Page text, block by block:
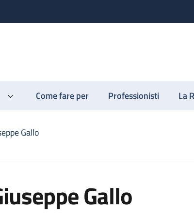
Come fare per Professionisti La
Gallo
Gallo